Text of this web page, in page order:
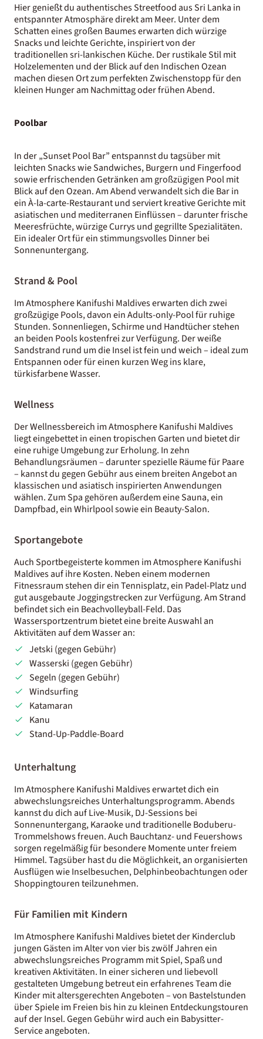
Hier genießt du authentisches Streetfood aus Sri Lanka in
entspannter Atmosphäre direkt am Meer. Unter dem
Schatten eines großen Baumes erwarten dich würzige
Snacks und leichte Gerichte, inspiriert von der
traditionellen sri-lankischen Küche. Der rustikale Stil mit
Holzelementen und der Blick auf den Indischen Ozean
machen diesen Ort zum perfekten Zwischenstopp für den
kleinen Hunger am Nachmittag oder frühen Abend.
Poolbar
In der „Sunset Pool Bar” entspannst du tagsüber mit
leichten Snacks wie Sandwiches, Burgern und Fingerfood
sowie erfrischenden Getränken am großzügigen Pool mit
Blick auf den Ozean. Am Abend verwandelt sich die Bar in
ein À-la-carte-Restaurant und serviert kreative Gerichte mit
asiatischen und mediterranen Einflüssen – darunter frische
Meeresfrüchte, würzige Currys und gegrillte Spezialitäten.
Ein idealer Ort für ein stimmungsvolles Dinner bei
Sonnenuntergang.
Strand & Pool
Im Atmosphere Kanifushi Maldives erwarten dich zwei
großzügige Pools, davon ein Adults-only-Pool für ruhige
Stunden. Sonnenliegen, Schirme und Handtücher stehen
an beiden Pools kostenfrei zur Verfügung. Der weiße
Sandstrand rund um die Insel ist fein und weich – ideal zum
Entspannen oder für einen kurzen Weg ins klare,
türkisfarbene Wasser.
Wellness
Der Wellnessbereich im Atmosphere Kanifushi Maldives
liegt eingebettet in einen tropischen Garten und bietet dir
eine ruhige Umgebung zur Erholung. In zehn
Behandlungsräumen – darunter spezielle Räume für Paare
– kannst du gegen Gebühr aus einem breiten Angebot an
klassischen und asiatisch inspirierten Anwendungen
wählen. Zum Spa gehören außerdem eine Sauna, ein
Dampfbad, ein Whirlpool sowie ein Beauty-Salon.
Sportangebote
Auch Sportbegeisterte kommen im Atmosphere Kanifushi
Maldives auf ihre Kosten. Neben einem modernen
Fitnessraum stehen dir ein Tennisplatz, ein Padel-Platz und
gut ausgebaute Joggingstrecken zur Verfügung. Am Strand
befindet sich ein Beachvolleyball-Feld. Das
Wassersportzentrum bietet eine breite Auswahl an
Aktivitäten auf dem Wasser an:
Jetski (gegen Gebühr)
Wasserski (gegen Gebühr)
Segeln (gegen Gebühr)
Windsurfing
Katamaran
Kanu
Stand-Up-Paddle-Board
Unterhaltung
Im Atmosphere Kanifushi Maldives erwartet dich ein
abwechslungsreiches Unterhaltungsprogramm. Abends
kannst du dich auf Live-Musik, DJ-Sessions bei
Sonnenuntergang, Karaoke und traditionelle Boduberu-
Trommelshows freuen. Auch Bauchtanz- und Feuershows
sorgen regelmäßig für besondere Momente unter freiem
Himmel. Tagsüber hast du die Möglichkeit, an organisierten
Ausflügen wie Inselbesuchen, Delphinbeobachtungen oder
Shoppingtouren teilzunehmen.
Für Familien mit Kindern
Im Atmosphere Kanifushi Maldives bietet der Kinderclub
jungen Gästen im Alter von vier bis zwölf Jahren ein
abwechslungsreiches Programm mit Spiel, Spaß und
kreativen Aktivitäten. In einer sicheren und liebevoll
gestalteten Umgebung betreut ein erfahrenes Team die
Kinder mit altersgerechten Angeboten – von Bastelstunden
über Spiele im Freien bis hin zu kleinen Entdeckungstouren
auf der Insel. Gegen Gebühr wird auch ein Babysitter-
Service angeboten.